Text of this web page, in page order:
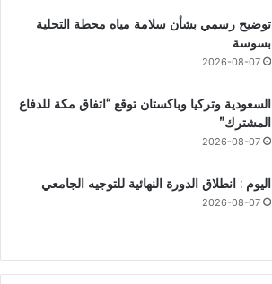
توضيح رسمي بشأن سلامة مياه محطة التحلية
بسوسة
2026-08-07
السعودية وتركيا وباكستان توقع “اتفاق مكة للدفاع
المشترك”
2026-08-07
اليوم : انطلاق الدورة النهائية للتوجيه الجامعي
2026-08-07